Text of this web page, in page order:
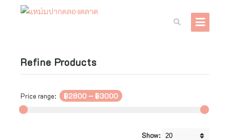
Refine Products
Price range: ฿2800— ฿3000
Show: